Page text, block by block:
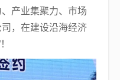
产业集聚力、市场
，在建设沿海经济